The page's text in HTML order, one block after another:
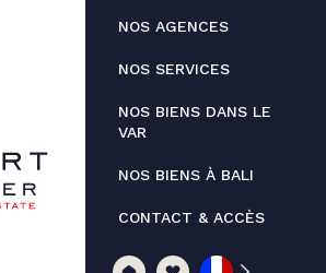
NOS AGENCES
NOS SERVICES
NOS BIENS DANS LE
VAR
NOS BIENS À BALI
CONTACT & ACCÈS